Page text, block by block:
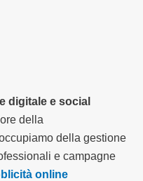
digitale e social
della
della gestione
e campagne
online